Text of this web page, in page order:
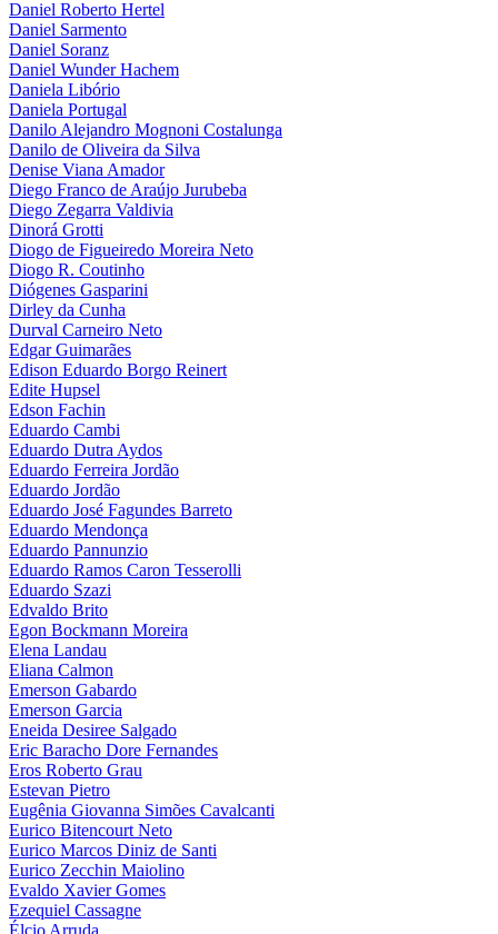
Daniel Roberto Hertel
Daniel Sarmento
Daniel Soranz
Daniel Wunder Hachem
Daniela Libório
Daniela Portugal
Danilo Alejandro Mognoni Costalunga
Danilo de Oliveira da Silva
Denise Viana Amador
Diego Franco de Araújo Jurubeba
Diego Zegarra Valdivia
Dinorá Grotti
Diogo de Figueiredo Moreira Neto
Diogo R. Coutinho
Diógenes Gasparini
Dirley da Cunha
Durval Carneiro Neto
Edgar Guimarães
Edison Eduardo Borgo Reinert
Edite Hupsel
Edson Fachin
Eduardo Cambi
Eduardo Dutra Aydos
Eduardo Ferreira Jordão
Eduardo Jordão
Eduardo José Fagundes Barreto
Eduardo Mendonça
Eduardo Pannunzio
Eduardo Ramos Caron Tesserolli
Eduardo Szazi
Edvaldo Brito
Egon Bockmann Moreira
Elena Landau
Eliana Calmon
Emerson Gabardo
Emerson Garcia
Eneida Desiree Salgado
Eric Baracho Dore Fernandes
Eros Roberto Grau
Estevan Pietro
Eugênia Giovanna Simões Cavalcanti
Eurico Bitencourt Neto
Eurico Marcos Diniz de Santi
Eurico Zecchin Maiolino
Evaldo Xavier Gomes
Ezequiel Cassagne
Élcio Arruda